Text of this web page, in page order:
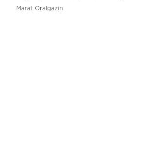
Разия, Есентай | Қызық Live
Marat Oralgazin